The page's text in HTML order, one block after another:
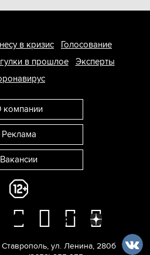
в кризис
Голосование
в прошлое
Эксперты
компании
Реклама
Вакансии
Ставрополь, ул. Ленина, 280б